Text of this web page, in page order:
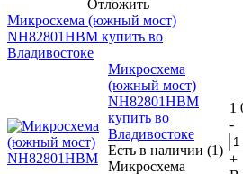
Отложить
Микросхема (южный мост)
NH82801HBM купить во
Владивостоке
Микросхема
(южный мост)
NH82801HBM
купить во
Владивостоке
Есть в наличии (1)
Микросхема
1
-
+